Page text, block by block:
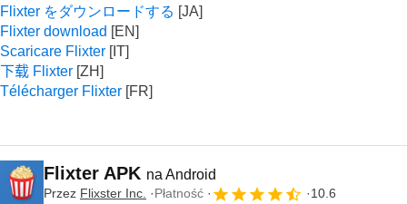
Flixter をダウンロードする
Flixter download
Scaricare Flixter
下载 Flixter
Télécharger Flixter
Flixter APK na Android
Przez Flixster Inc. Płatność 10.6